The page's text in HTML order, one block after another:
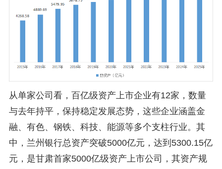
从单家公司看，百亿级资产上市企业有12家，数量
与去年持平，保持稳定发展态势，这些企业涵盖金
融、有色、钢铁、科技、能源等多个支柱行业。其
中，兰州银行总资产突破5000亿元，达到5300.15亿
元，是甘肃首家5000亿级资产上市公司，其资产规